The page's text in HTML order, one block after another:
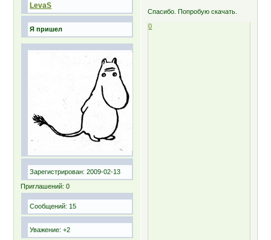
LevaS
Я пришел
Зарегистрирован: 2009-02-13
Приглашений: 0
Сообщений: 15
Уважение: +2
Спасибо. Попробую скачать.
0